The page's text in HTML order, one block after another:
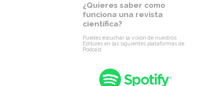
¿Quieres saber como
funciona una revista
científica?
Puedes escuchar la visión de nuestros
Editores en las siguientes plataformas de
Podcast